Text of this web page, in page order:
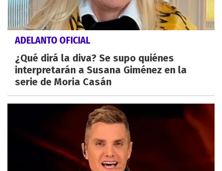
ADELANTO OFICIAL
¿Qué dirá la diva? Se supo quiénes
interpretarán a Susana Giménez en la
serie de Moria Casán